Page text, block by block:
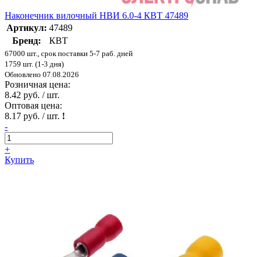
Наконечник вилочный НВИ 6.0-4 КВТ 47489
Артикул: 47489
Бренд:
КВТ
67000 шт., срок поставки 5-7 раб. дней
1759 шт. (1-3 дня)
Обновлено 07.08.2026
Розничная цена:
8.42 руб. / шт.
Оптовая цена:
8.17 руб. / шт. !
-
+
Купить